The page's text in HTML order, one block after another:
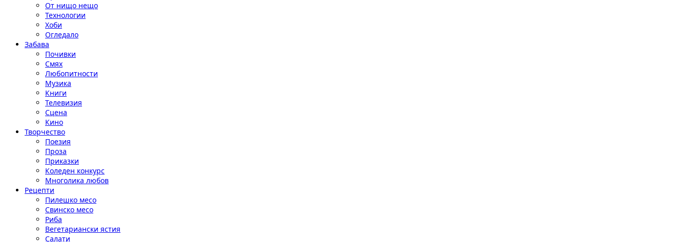
От нищо нещо
Технологии
Хоби
Огледало
Забава
Почивки
Смях
Любопитности
Музика
Книги
Телевизия
Сцена
Кино
Творчество
Поезия
Проза
Приказки
Коледен конкурс
Многолика любов
Рецепти
Пилешко месо
Свинско месо
Риба
Вегетариански ястия
Салати